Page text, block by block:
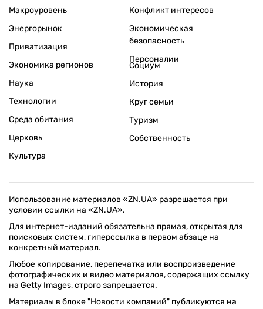
Макроуровень
Энергорынок
Приватизация
Экономика регионов
Конфликт интересов
Экономическая
безопасность
Персоналии
Наука
Технологии
Среда обитания
Церковь
Культура
Социум
История
Круг семьи
Туризм
Собственность
Использование материалов «ZN.UA» разрешается при
условии ссылки на «ZN.UA».
Для интернет-изданий обязательна прямая, открытая для
поисковых систем, гиперссылка в первом абзаце на
конкретный материал.
Любое копирование, перепечатка или воспроизведение
фотографических и видео материалов, содержащих ссылку
на Getty Images, строго запрещается.
Материалы в блоке "Новости компаний" публикуются на